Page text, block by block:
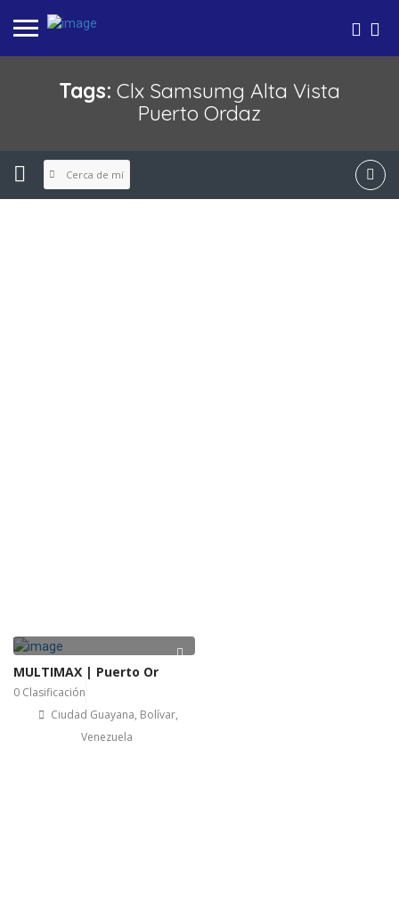
Tags: Clx Samsumg Alta Vista
Puerto Ordaz
Cerca de mí
MULTIMAX | Puerto Or
0 Clasificación
Ciudad Guayana, Bolívar,
Venezuela